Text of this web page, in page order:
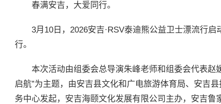
春满安吉，大爱同行。
3月10日，2026安吉·RSV泰迪熊公益卫士漂流行
行。
本次活动由组委会总导演朱峰老师和组委会代表赵
启航”为主题，由安吉县文化和广电旅游体育局、安吉
务中心发起，安吉海颐文化发展有限公司主办，安吉